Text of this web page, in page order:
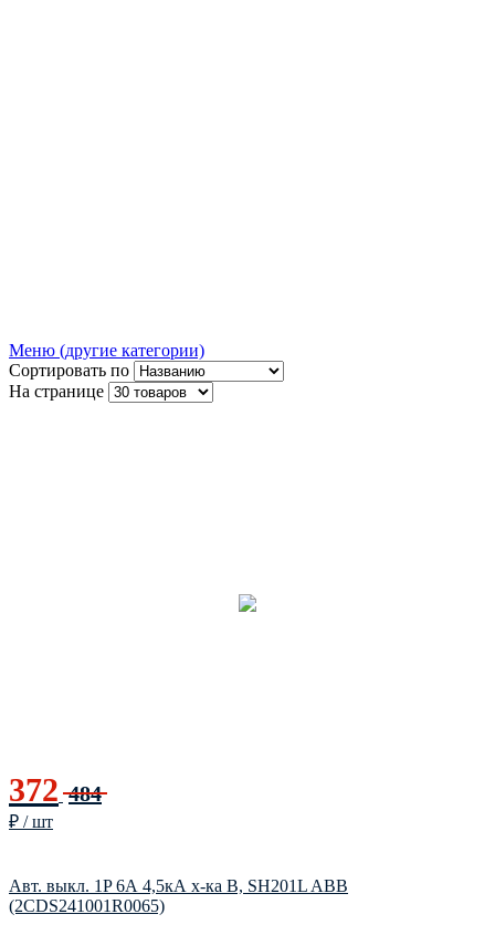
Меню (другие категории)
Сортировать по
На странице
372 484
₽ / шт
Авт. выкл. 1P 6А 4,5кА х-ка B, SH201L ABB
(2CDS241001R0065)